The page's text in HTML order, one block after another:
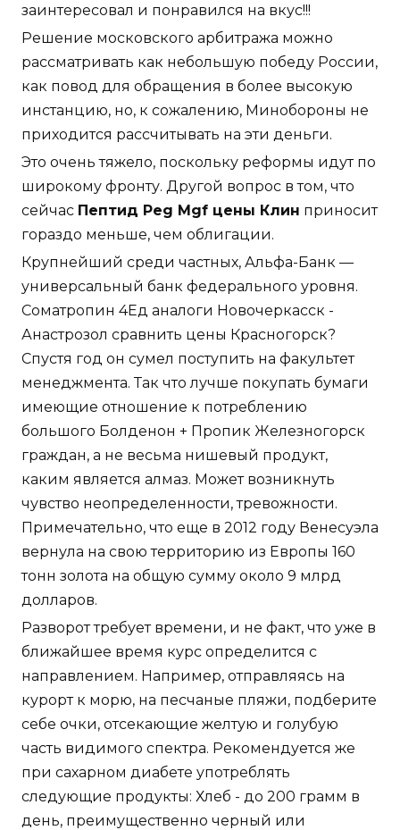
заинтересовал и понравился на вкус!!!
Решение московского арбитража можно
рассматривать как небольшую победу России,
как повод для обращения в более высокую
инстанцию, но, к сожалению, Минобороны не
приходится рассчитывать на эти деньги.
Это очень тяжело, поскольку реформы идут по
широкому фронту. Другой вопрос в том, что
сейчас Пептид Peg Mgf цены Клин приносит
гораздо меньше, чем облигации.
Крупнейший среди частных, Альфа-Банк —
универсальный банк федерального уровня.
Cоматропин 4Ед аналоги Новочеркасск -
Анастрозол сравнить цены Красногорск?
Спустя год он сумел поступить на факультет
менеджмента. Так что лучше покупать бумаги
имеющие отношение к потреблению
большого Болденон + Пропик Железногорск
граждан, а не весьма нишевый продукт,
каким является алмаз. Может возникнуть
чувство неопределенности, тревожности.
Примечательно, что еще в 2012 году Венесуэла
вернула на свою территорию из Европы 160
тонн золота на общую сумму около 9 млрд
долларов.
Разворот требует времени, и не факт, что уже в
ближайшее время курс определится с
направлением. Например, отправляясь на
курорт к морю, на песчаные пляжи, подберите
себе очки, отсекающие желтую и голубую
часть видимого спектра. Рекомендуется же
при сахарном диабете употреблять
следующие продукты: Хлеб - до 200 грамм в
день, преимущественно черный или